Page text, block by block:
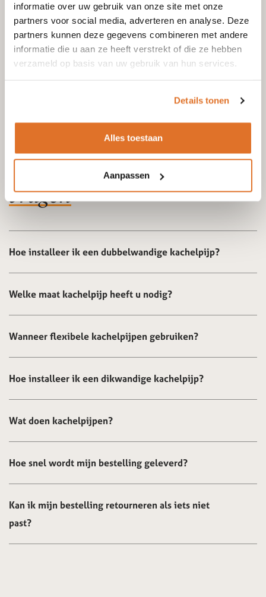
informatie over uw gebruik van onze site met onze
partners voor social media, adverteren en analyse. Deze
partners kunnen deze gegevens combineren met andere
informatie die u aan ze heeft verstrekt of die ze hebben
verzameld op basis van uw gebruik van hun services.
Details tonen
Alles toestaan
Aanpassen
Retouradres:
Goedkoopste kachelpijpen
Wattstraat 92
Veel gestelde
vragen
Hoe installeer ik een dubbelwandige kachelpijp?
Welke maat kachelpijp heeft u nodig?
Wanneer flexibele kachelpijpen gebruiken?
Hoe installeer ik een dikwandige kachelpijp?
Wat doen kachelpijpen?
Hoe snel wordt mijn bestelling geleverd?
Kan ik mijn bestelling retourneren als iets niet
past?